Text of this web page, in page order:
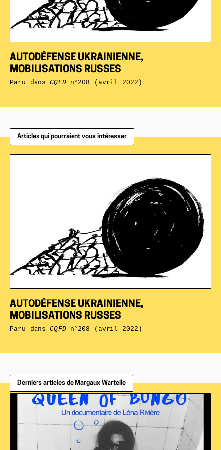
AUTODÉFENSE UKRAINIENNE,
MOBILISATIONS RUSSES
Paru dansCQFDn°208 (avril 2022)
Articles qui pourraient vous intéresser
AUTODÉFENSE UKRAINIENNE,
MOBILISATIONS RUSSES
Paru dansCQFDn°208 (avril 2022)
Derniers articles de Margaux Wartelle